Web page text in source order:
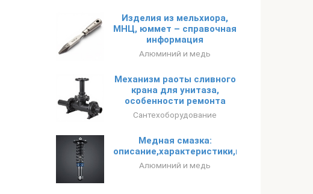
Изделия из мельхиора,
МНЦ, юммет – справочная
информация
Алюминий и медь
Механизм раоты сливного
крана для унитаза,
особенности ремонта
Сантехоборудование
Медная смазка:
Алюминий и медь